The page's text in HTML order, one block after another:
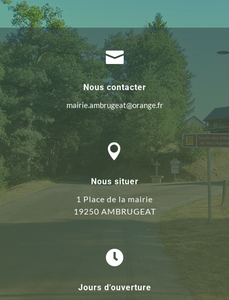

Nous contacter
mairie.ambrugeat@orange.fr

Nous situer
1 Place de la mairie
19250 AMBRUGEAT

Jours d'ouverture